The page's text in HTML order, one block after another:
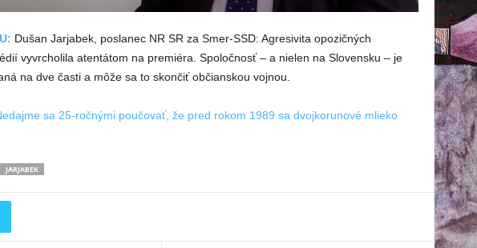
Dušan Jarjabek, poslanec NR SR za Smer-SSD: Agresivita opozičných
vyvrcholila atentátom na premiéra. Spoločnosť – a nielen na Slovensku – je
na dve časti a môže sa to skončiť občianskou vojnou.
sa 25-ročnými poučovať, že pred rokom 1989 sa dvojkorunové mlieko
JARJABEK